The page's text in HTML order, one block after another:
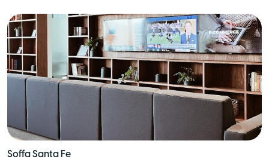
Soffa Santa Fe